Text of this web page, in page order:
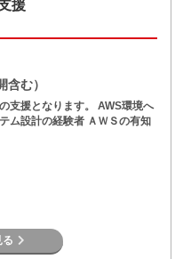
援
む）
支援となります。 AWS環境へ
ム設計の経験者 ＡＷＳの有知
る